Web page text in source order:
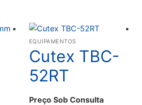
EQUIPAMENTOS
Cutex TBC-
52RT
Preço Sob Consulta